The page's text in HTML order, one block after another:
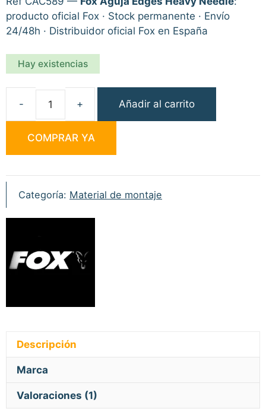
producto oficial Fox · Stock permanente · Envío
24/48h · Distribuidor oficial Fox en España
Hay existencias
Edges
Heavy
Añadir al carrito
COMPRAR YA
Categoría: Material de montaje
Descripción
Marca
Valoraciones (1)